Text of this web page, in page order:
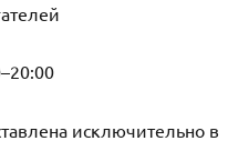
исключительно в